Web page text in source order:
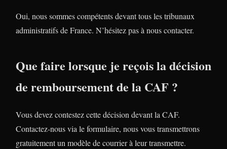
Oui, nous sommes compétents devant tous les tribunaux
administratifs de France. N’hésitez pas à nous contacter.
Que faire lorsque je reçois la décision
de remboursement de la CAF ?
Vous devez contestez cette décision devant la CAF.
Contactez-nous via le formulaire, nous vous transmettrons
gratuitement un modèle de courrier à leur transmettre.